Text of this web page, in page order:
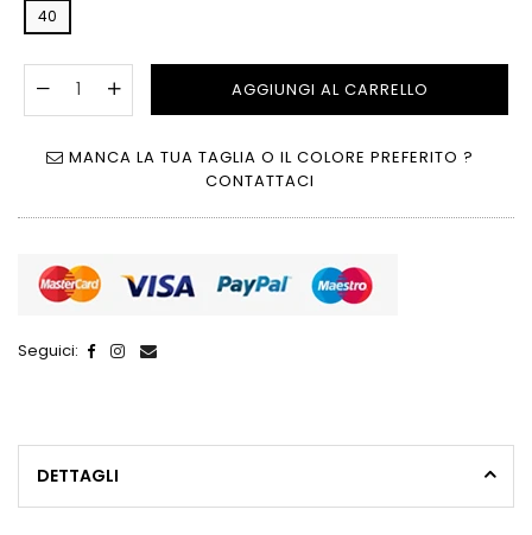
40
AGGIUNGI AL CARRELLO
MANCA LA TUA TAGLIA O IL COLORE PREFERITO ?
CONTATTACI
Seguici:
DETTAGLI